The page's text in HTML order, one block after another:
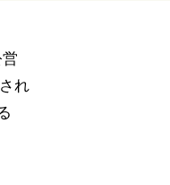
れ